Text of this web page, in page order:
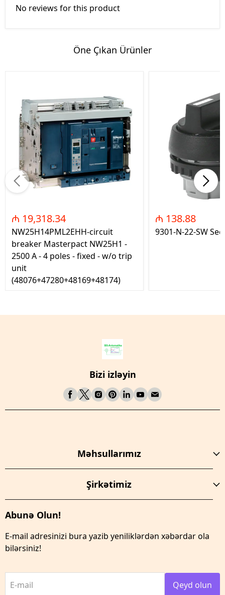
No reviews for this product
Öne Çıkan Ürünler
₼ 19,318.34
NW25H14PML2EHH-circuit
breaker Masterpact NW25H1 -
2500 A - 4 poles - fixed - w/o trip
unit
(48076+47280+48169+48174)
₼ 138.88
9301-N-22-SW
Bizi izləyin
Məhsullarımız
Şirkətimiz
Abunə Olun!
E-mail adresinizi bura yazib yeniliklərdən xəbərdar ola
bilərsiniz!
E-mail Qeyd olun